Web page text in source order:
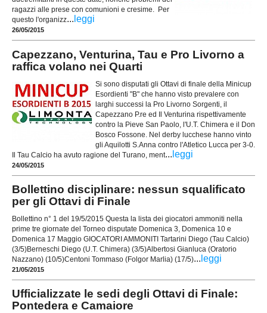
ragazzi alle prese con comunioni e cresime. Per
questo l'organizz... leggi
26/05/2015
Capezzano, Venturina, Tau e Pro Livorno a
raffica volano nei Quarti
Si sono disputati gli Ottavi di finale della Minicup
Esordienti "B" che hanno visto prevalere con
larghi successi la Pro Livorno Sorgenti, il
Capezzano P.re ed Il Venturina rispettivamente
contro la Pieve San Paolo, l'U.T. Chimera e il Don
Bosco Fossone. Nel derby lucchese hanno vinto
gli Aquilotti S.Anna contro l'Atletico Lucca per 3-0.
Il Tau Calcio ha avuto ragione del Turano, ment... leggi
24/05/2015
Bollettino disciplinare: nessun squalificato
per gli Ottavi di Finale
Bollettino n° 1 del 19/5/2015 Questa la lista dei giocatori ammoniti nella
prime tre giornate del Torneo disputate Domenica 3, Domenica 10 e
Domenica 17 Maggio GIOCATORI AMMONITI Tartarini Diego (Tau Calcio)
(3/5)Berneschi Diego (U.T. Chimera) (3/5)Albertosi Gianluca (Oratorio
Nazzano) (10/5)Centoni Tommaso (Folgor Marlia) (17/5)... leggi
21/05/2015
Ufficializzate le sedi degli Ottavi di Finale:
Pontedera e Camaiore